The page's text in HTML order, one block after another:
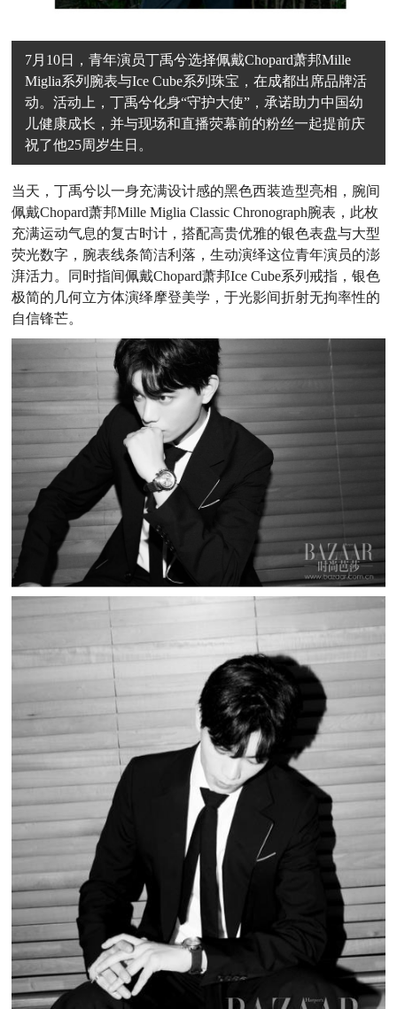
7月10日，青年演员丁禹兮选择佩戴Chopard萧邦Mille
Miglia系列腕表与Ice Cube系列珠宝，在成都出席品牌活
动。活动上，丁禹兮化身“守护大使”，承诺助力中国幼
儿健康成长，并与现场和直播荧幕前的粉丝一起提前庆
祝了他25周岁生日。
当天，丁禹兮以一身充满设计感的黑色西装造型亮相，腕间
佩戴Chopard萧邦Mille Miglia Classic Chronograph腕表，此枚
充满运动气息的复古时计，搭配高贵优雅的银色表盘与大型
荧光数字，腕表线条简洁利落，生动演绎这位青年演员的澎
湃活力。同时指间佩戴Chopard萧邦Ice Cube系列戒指，银色
极简的几何立方体演绎摩登美学，于光影间折射无拘率性的
自信锋芒。